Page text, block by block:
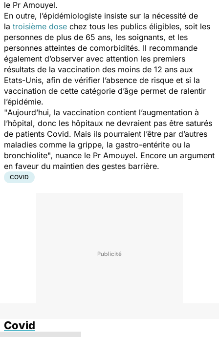
le Pr Amouyel.
En outre, l’épidémiologiste insiste sur la nécessité de
la troisième dose chez tous les publics éligibles, soit les
personnes de plus de 65 ans, les soignants, et les
personnes atteintes de comorbidités. Il recommande
également d’observer avec attention les premiers
résultats de la vaccination des moins de 12 ans aux
Etats-Unis, afin de vérifier l’absence de risque et si la
vaccination de cette catégorie d’âge permet de ralentir
l’épidémie.
"Aujourd’hui, la vaccination contient l’augmentation à
l’hôpital, donc les hôpitaux ne devraient pas être saturés
de patients Covid. Mais ils pourraient l’être par d’autres
maladies comme la grippe, la gastro-entérite ou la
bronchiolite", nuance le Pr Amouyel. Encore un argument
en faveur du maintien des gestes barrière.
COVID
Covid